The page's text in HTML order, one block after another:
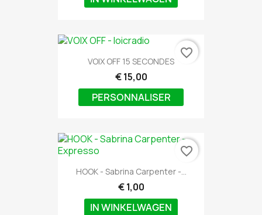
VOIX OFF 15 SECONDES
€ 15,00
PERSONNALISER
favorite_border
HOOK - Sabrina Carpenter -...
€ 1,00
IN WINKELWAGEN
favorite_border